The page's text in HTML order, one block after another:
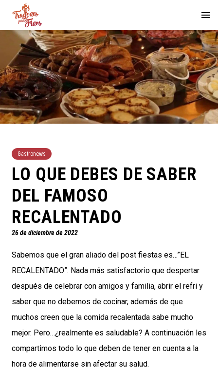
Gastronews
LO QUE DEBES DE SABER
DEL FAMOSO
RECALENTADO
26 de diciembre de 2022
Sabemos que el gran aliado del post fiestas es…”EL
RECALENTADO”. Nada más satisfactorio que despertar
después de celebrar con amigos y familia, abrir el refri y
saber que no debemos de cocinar, además de que
muchos creen que la comida recalentada sabe mucho
mejor. Pero…¿realmente es saludable? A continuación les
compartimos todo lo que deben de tener en cuenta a la
hora de alimentarse sin afectar su salud.